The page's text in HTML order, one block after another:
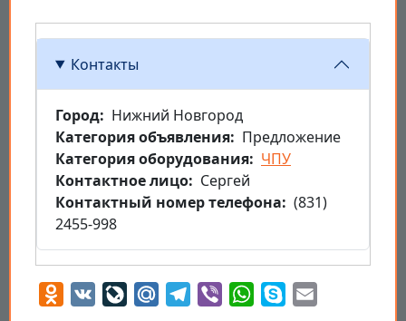
Контакты
Город
Нижний Новгород
Категория объявления
Предложение
Категория оборудования
ЧПУ
Контактное лицо
Сергей
Контактный номер телефона
(831)
2455-998
Odnoklassniki
VK LiveJournal
Mail.RuTelegram
Viber WhatsApp
Skype